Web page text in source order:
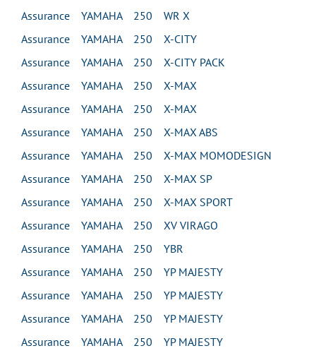
Assurance YAMAHA 250 WR X
Assurance YAMAHA 250 X-CITY
Assurance YAMAHA 250 X-CITY PACK
Assurance YAMAHA 250 X-MAX
Assurance YAMAHA 250 X-MAX
Assurance YAMAHA 250 X-MAX ABS
Assurance YAMAHA 250 X-MAX MOMODESIGN
Assurance YAMAHA 250 X-MAX SP
Assurance YAMAHA 250 X-MAX SPORT
Assurance YAMAHA 250 XV VIRAGO
Assurance YAMAHA 250 YBR
Assurance YAMAHA 250 YP MAJESTY
Assurance YAMAHA 250 YP MAJESTY
Assurance YAMAHA 250 YP MAJESTY
Assurance YAMAHA 250 YP MAJESTY